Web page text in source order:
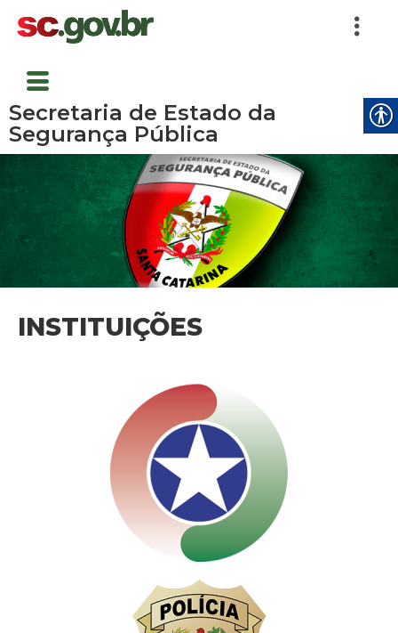
Secretaria de Estado da
Segurança Pública
INSTITUIÇÕES